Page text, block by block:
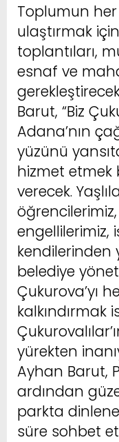
Toplumun
ulaştırmak
toplantıları,
esnaf ve
Barut, “Biz
Adana’nın
yüzünü
hizmet etmek
verecek.
öğrencilerimiz,
engellilerimiz,
kendilerinden
belediye
Çukurova’yı
kalkındırmak
yürekten
Ayhan Barut,
ardından
parkta
süre sohbet